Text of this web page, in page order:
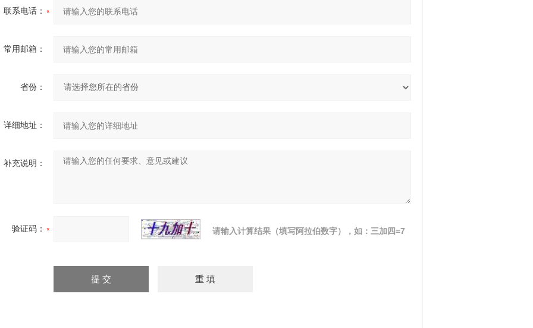
联系电话：
常用邮箱：
省份：
详细地址：
补充说明：
验证码： 请输入计算结果（填写阿拉伯数字），如：三加四=7